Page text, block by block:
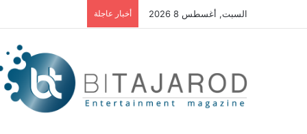
السبت, أغسطس 8 2026 أخبار عاجلة